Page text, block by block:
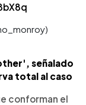
señalado
total al caso
conforman el